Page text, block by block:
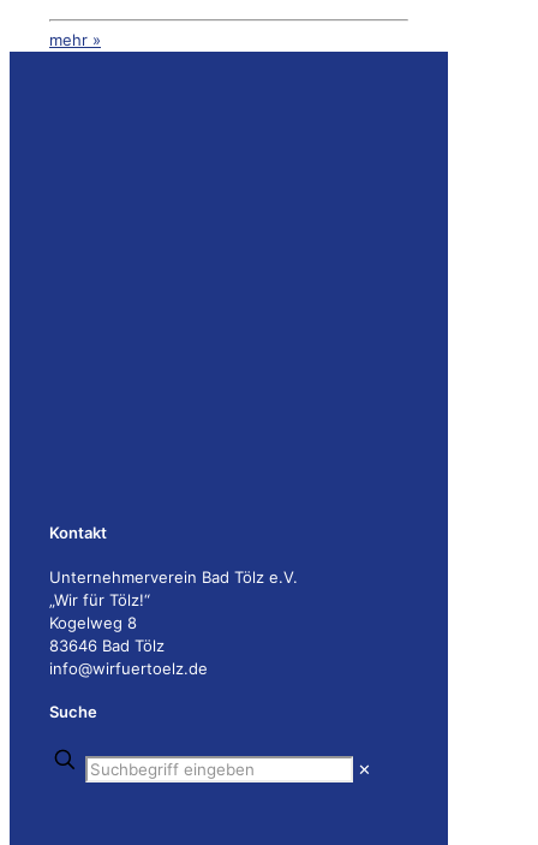
mehr »
Kontakt
Unternehmerverein Bad Tölz e.V.
„Wir für Tölz!“
Kogelweg 8
83646 Bad Tölz
info@wirfuertoelz.de
Suche
✕